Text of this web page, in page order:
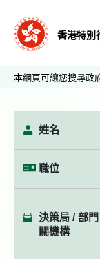
香港特別
本網頁可讓您搜尋政
姓名
職位
決策局 / 部
關機構